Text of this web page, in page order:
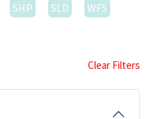
SHP SLD
WFS
Clear Filters